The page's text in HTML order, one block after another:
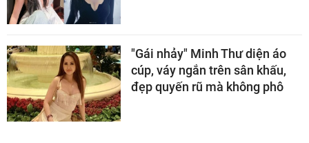
"Gái nhảy" Minh Thư diện áo
cúp, váy ngắn trên sân khấu,
đẹp quyến rũ mà không phô